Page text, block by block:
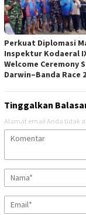
Perkuat Diplomasi
Inspektur Kodaeral
Welcome Ceremony
Darwin–Banda Race
Tinggalkan
Alamat email Anda tidak